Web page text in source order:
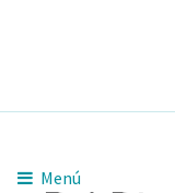
Menú